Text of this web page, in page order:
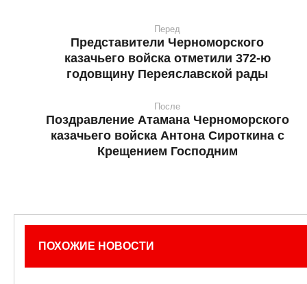
Перед
Представители Черноморского
казачьего войска отметили 372-ю
годовщину Переяславской рады
После
Поздравление Атамана Черноморского
казачьего войска Антона Сироткина с
Крещением Господним
ПОХОЖИЕ НОВОСТИ